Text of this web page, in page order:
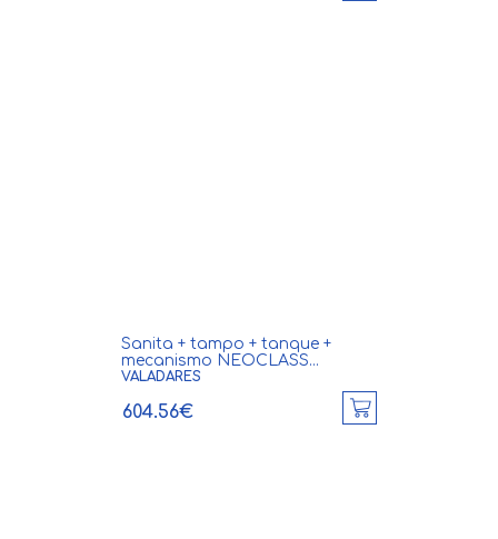
Sanita + tampo + tanque +
mecanismo NEOCLASS...
VALADARES
604.56€